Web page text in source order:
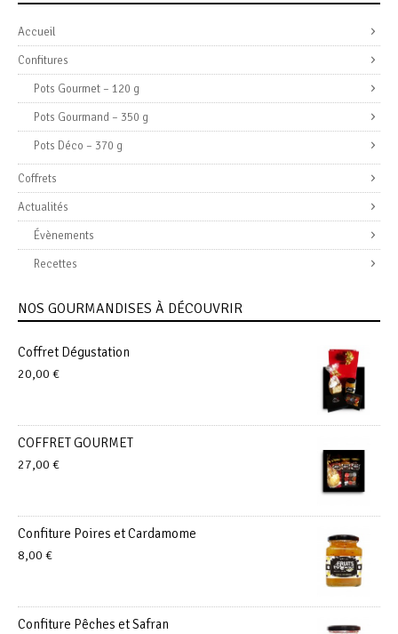
Accueil
Confitures
Pots Gourmet – 120 g
Pots Gourmand – 350 g
Pots Déco – 370 g
Coffrets
Actualités
Évènements
Recettes
NOS GOURMANDISES À DÉCOUVRIR
Coffret Dégustation
20,00 €
COFFRET GOURMET
27,00 €
Confiture Poires et Cardamome
8,00 €
Confiture Pêches et Safran